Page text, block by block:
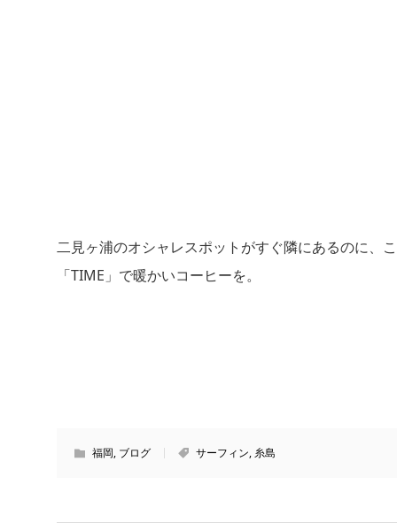
二見ヶ浦のオシャレスポットがすぐ隣にあるのに、
「TIME」で暖かいコーヒーを。
福岡, ブログ サーフィン, 糸島